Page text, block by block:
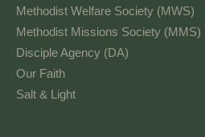
Methodist Welfare Society (MWS)
Methodist Missions Society (MMS)
Disciple Agency (DA)
Our Faith
Salt & Light